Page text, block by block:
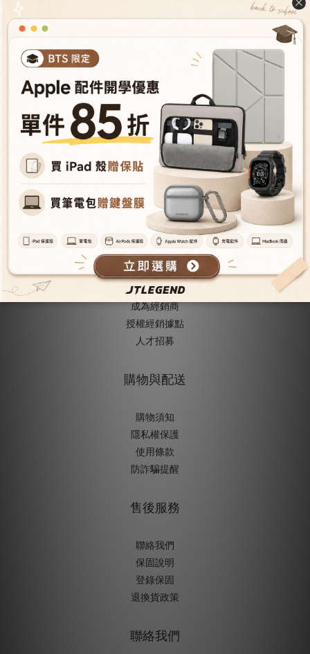
iPhone 15 Pro Max (6.7") 雙
料減震磁吸保護殼-透藍
NT$392
NT$980
關於我們
關於JTLEGEND
成為VIP會員
型號導覽
會員推薦機制
成為經銷商
授權經銷據點
人才招募
購物與配送
購物須知
隱私權保護
使用條款
防詐騙提醒
售後服務
聯絡我們
保固說明
登錄保固
退換貨政策
聯絡我們